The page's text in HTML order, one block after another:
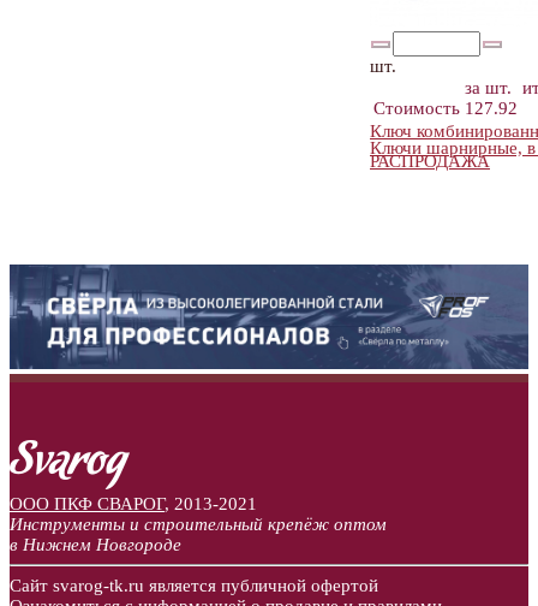
шт.
за шт.
Стоимость 127.92
Ключ
Ключи шарнирные, в
РАСПРОДАЖА
ООО ПКФ СВАРОГ, 2013-2021
Инструменты и строительный крепёж оптом
в Нижнем Новгороде
Сайт svarog-tk.ru является публичной офертой